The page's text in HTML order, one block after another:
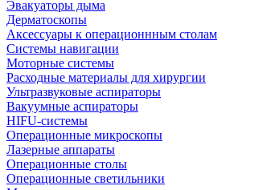
Эвакуаторы дыма
Дерматоскопы
Аксессуары к операционнным столам
Системы навигации
Моторные системы
Расходные материалы для хирургии
Ультразвуковые аспираторы
Вакуумные аспираторы
HIFU-системы
Операционные микроскопы
Лазерные аппараты
Операционные столы
Операционные светильники